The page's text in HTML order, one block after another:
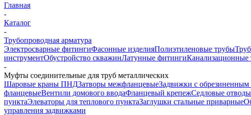
Главная
-
Каталог
-
Трубопроводная арматура
Электросварные фитингиФасонные изделияПолиэтиленовые трубы
инструментОбустройство скважинЛатунные фитингиКанализационные
-
Муфты соединительные для труб металлических
Шаровые краны ПНДЗатворы межфланцевыеЗадвижки с
фланцевыеВентили домового вводаФланцевый крепежСедловые
пунктаЭлеваторы для теплового пунктаЗаглушки стальные приварные
управления задвижками